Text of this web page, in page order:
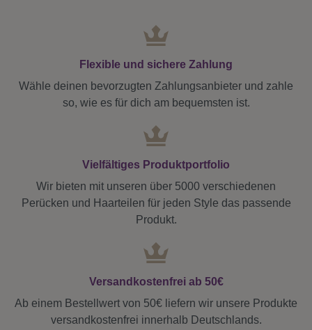
Flexible und sichere Zahlung
Wähle deinen bevorzugten Zahlungsanbieter und zahle
so, wie es für dich am bequemsten ist.
Vielfältiges Produktportfolio
Wir bieten mit unseren über 5000 verschiedenen
Perücken und Haarteilen für jeden Style das passende
Produkt.
Versandkostenfrei ab 50€
Ab einem Bestellwert von 50€ liefern wir unsere Produkte
versandkostenfrei innerhalb Deutschlands.